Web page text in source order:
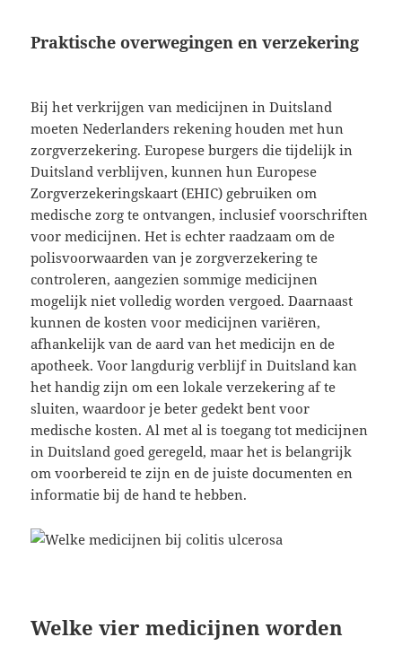
Praktische overwegingen en verzekering
Bij het verkrijgen van medicijnen in Duitsland
moeten Nederlanders rekening houden met hun
zorgverzekering. Europese burgers die tijdelijk in
Duitsland verblijven, kunnen hun Europese
Zorgverzekeringskaart (EHIC) gebruiken om
medische zorg te ontvangen, inclusief voorschriften
voor medicijnen. Het is echter raadzaam om de
polisvoorwaarden van je zorgverzekering te
controleren, aangezien sommige medicijnen
mogelijk niet volledig worden vergoed. Daarnaast
kunnen de kosten voor medicijnen variëren,
afhankelijk van de aard van het medicijn en de
apotheek. Voor langdurig verblijf in Duitsland kan
het handig zijn om een lokale verzekering af te
sluiten, waardoor je beter gedekt bent voor
medische kosten. Al met al is toegang tot medicijnen
in Duitsland goed geregeld, maar het is belangrijk
om voorbereid te zijn en de juiste documenten en
informatie bij de hand te hebben.
Welke vier medicijnen worden